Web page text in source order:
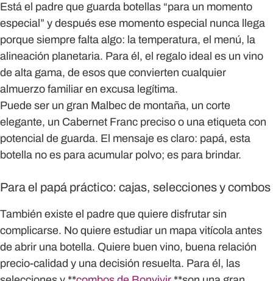
Está el padre que guarda botellas “para un momento
especial” y después ese momento especial nunca llega
porque siempre falta algo: la temperatura, el menú, la
alineación planetaria. Para él, el regalo ideal es un vino
de alta gama, de esos que convierten cualquier
almuerzo familiar en excusa legítima.
Puede ser un gran Malbec de montaña, un corte
elegante, un Cabernet Franc preciso o una etiqueta con
potencial de guarda. El mensaje es claro: papá, esta
botella no es para acumular polvo; es para brindar.
Para el papá práctico: cajas, selecciones y combos
También existe el padre que quiere disfrutar sin
complicarse. No quiere estudiar un mapa vitícola antes
de abrir una botella. Quiere buen vino, buena relación
precio-calidad y una decisión resuelta. Para él, las